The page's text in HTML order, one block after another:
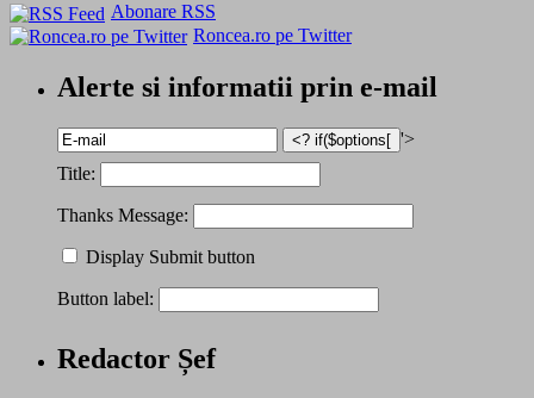
Abonare RSS
Roncea.ro pe Twitter
Alerte si informatii prin e-mail
'>
Title:
Thanks Message:
Display Submit button
Button label:
Redactor Șef